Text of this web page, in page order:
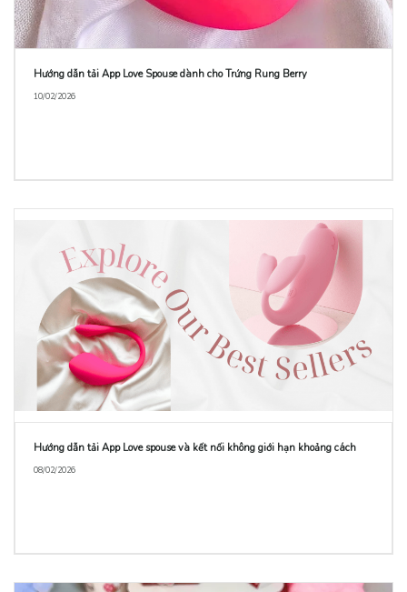
Hướng dẫn tải App Love Spouse dành cho Trứng Rung Berry
10/02/2026
Hướng dẫn tải App Love spouse và kết nối không giới hạn khoảng cách
08/02/2026